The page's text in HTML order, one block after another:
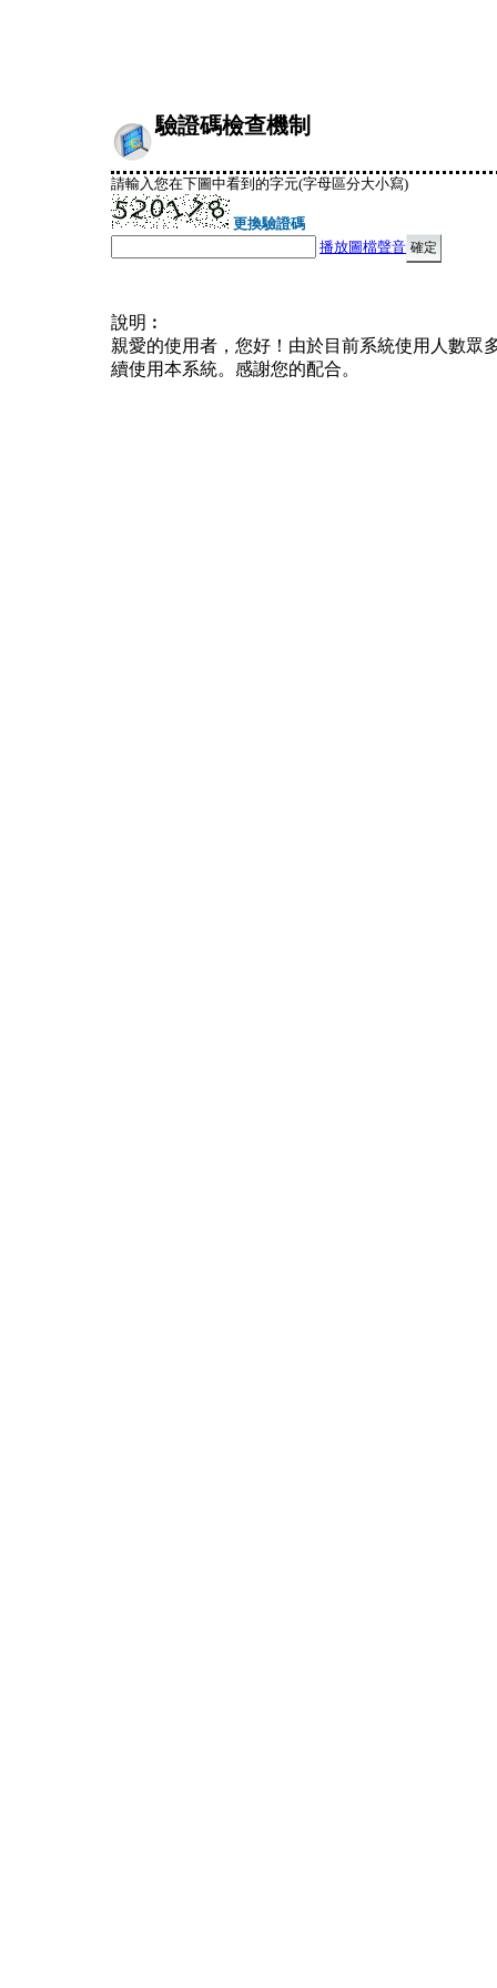
驗證碼檢查機制
請輸入您在下圖中看到的字元(字母區分大小寫)
更換驗證碼
播放圖檔聲音
說明︰
親愛的使用者，您好！由於目前系統使用人數眾
續使用本系統。感謝您的配合。